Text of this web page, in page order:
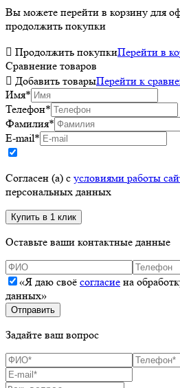
Вы можете перейти в корзину для
продолжить покупки
 Продолжить покупкиПерейти в
Сравнение товаров
 Добавить товарыПерейти к
Имя*
Телефон*
Фамилия*
E-mail*
Согласен (а) с условиями работы
персональных данных
Оставьте ваши контактные данные
«Я даю своё согласие на
данных»
Задайте ваш вопрос